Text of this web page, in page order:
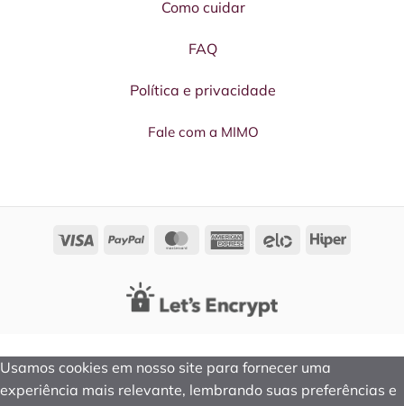
Como cuidar
FAQ
Política e privacidade
Fale com a MIMO
Usamos cookies em nosso site para fornecer uma
experiência mais relevante, lembrando suas preferências e